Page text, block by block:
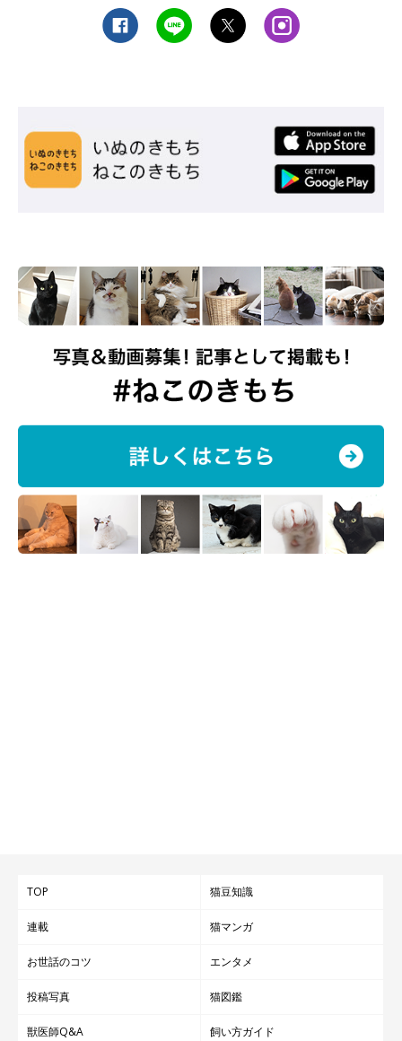
TOP 猫豆知識
連載 猫マンガ
お世話のコツ エンタメ
投稿写真 猫図鑑
獣医師Q&A 飼い方ガイド